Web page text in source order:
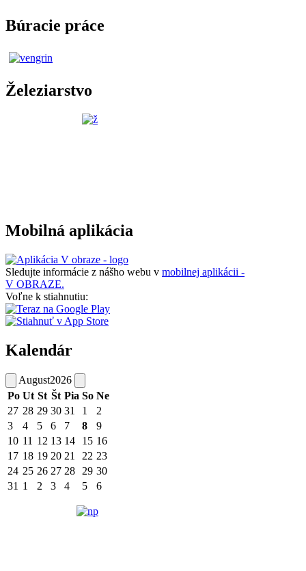
Búracie práce
Železiarstvo
Mobilná aplikácia
Sledujte informácie z nášho webu v mobilnej aplikácii -
V OBRAZE.
Voľne k stiahnutiu:
Kalendár
August2026
Po Ut St Št Pia So Ne
27 28 29 30 31 1
2
3
4 5 6 7 8
9
10 11 12 13 14 15 16
17 18 19 20 21 22 23
24 25 26 27 28 29 30
31 1 2 3 4 5 6